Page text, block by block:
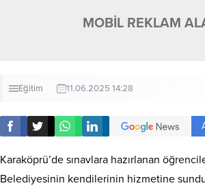
MOBİL REKLAM
Eğitim 11.06.2025 14:28
Karaköprü’de sınavlara hazırlanan
Belediyesinin kendilerinin hizmetine